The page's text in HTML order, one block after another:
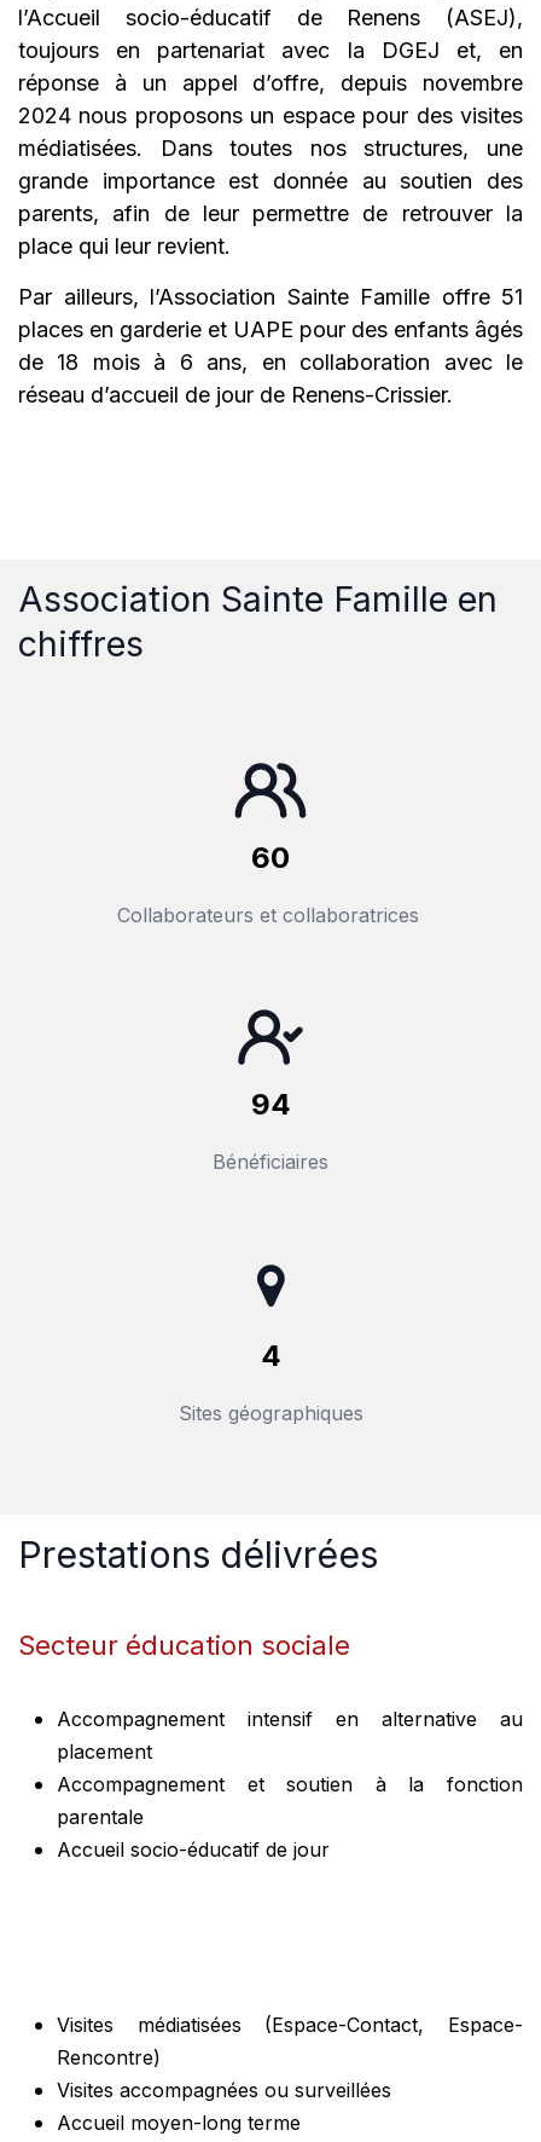
l’Accueil socio-éducatif de Renens (ASEJ),
toujours en partenariat avec la DGEJ et, en
réponse à un appel d’offre, depuis novembre
2024 nous proposons un espace pour des visites
médiatisées. Dans toutes nos structures, une
grande importance est donnée au soutien des
parents, afin de leur permettre de retrouver la
place qui leur revient.
Par ailleurs, l’Association Sainte Famille offre 51
places en garderie et UAPE pour des enfants âgés
de 18 mois à 6 ans, en collaboration avec le
réseau d’accueil de jour de Renens-Crissier.
Association Sainte Famille en
chiffres
60
Collaborateurs et collaboratrices
94
Bénéficiaires
4
Sites géographiques
Prestations délivré​es
Secteur éducation sociale
Accompagnement intensif en alternative au
placement
Accompagnement et soutien à la fonction
parentale
Accueil socio-éducatif de jour
Visites médiatisées (Espace-Contact, Espace-
Rencontre)
Visites accompagnées ou surveillées
Accueil moyen-long terme